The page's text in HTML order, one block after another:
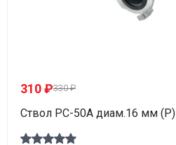
310 ₽330 ₽
Ствол РС-50А диам.16 мм (Р)